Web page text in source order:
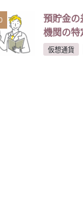
預貯金の
機関の特
仮想通貨